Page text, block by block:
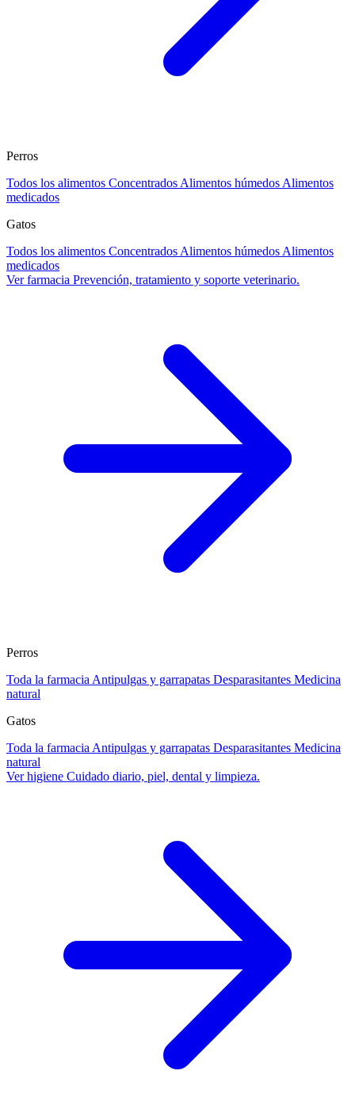
Perros
Todos los alimentos Concentrados Alimentos húmedos Alimentos
medicados
Gatos
Todos los alimentos Concentrados Alimentos húmedos Alimentos
medicados
Ver farmacia Prevención, tratamiento y soporte veterinario.
Perros
Toda la farmacia Antipulgas y garrapatas Desparasitantes Medicina
natural
Gatos
Toda la farmacia Antipulgas y garrapatas Desparasitantes Medicina
natural
Ver higiene Cuidado diario, piel, dental y limpieza.